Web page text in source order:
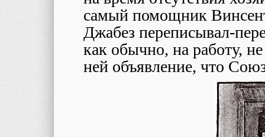
самый помощник
Джабез переписывал-
как обычно, на работу,
ней объявление, что